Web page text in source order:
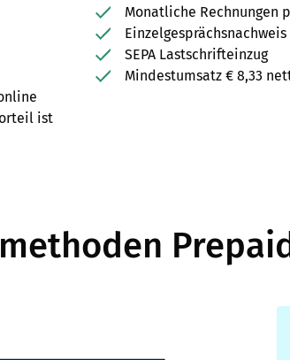
ist
Monatliche Rechnungen
SEPA Lastschrifteinzug
Mindestumsatz € 8,33